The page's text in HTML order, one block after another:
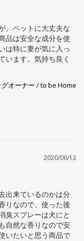
、ペットに大丈夫な
品は安全な成分を使
は特に妻が気に入っ
います。気持ち良く
グオーナー / to be Home
2020/06/12
出来ているのかは分
りなので、使った後
臭スプレーは犬にと
自然な香りなので安
いたいと思う商品で